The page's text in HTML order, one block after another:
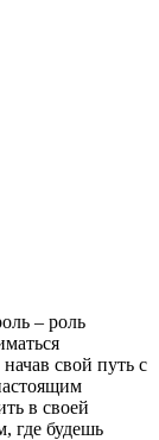
– роль
свой путь с
в своей
где будешь